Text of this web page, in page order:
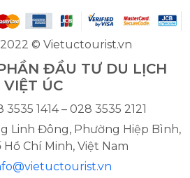
© Vietuctourist.vn
ĐẦU TƯ DU LỊCH
VIỆT ÚC
1414 – 028 3535 2121
Linh Đông, Phường Hiệp Bình,
Chí Minh, Việt Nam